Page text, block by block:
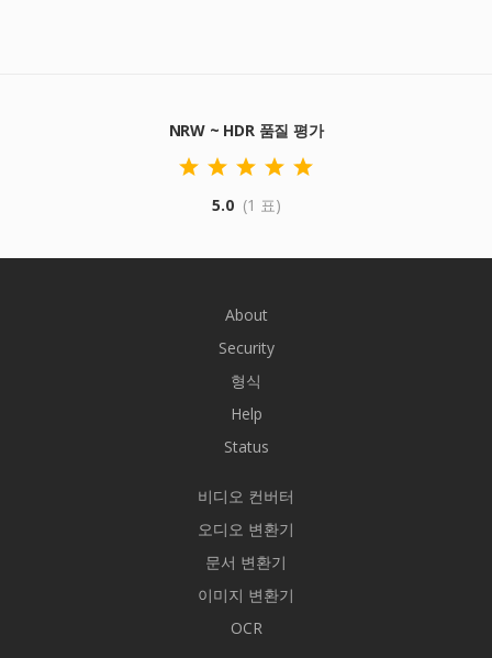
NRW ~ HDR 품질 평가
5.0 (1 표)
About
Security
형식
Help
Status
비디오 컨버터
오디오 변환기
문서 변환기
이미지 변환기
OCR